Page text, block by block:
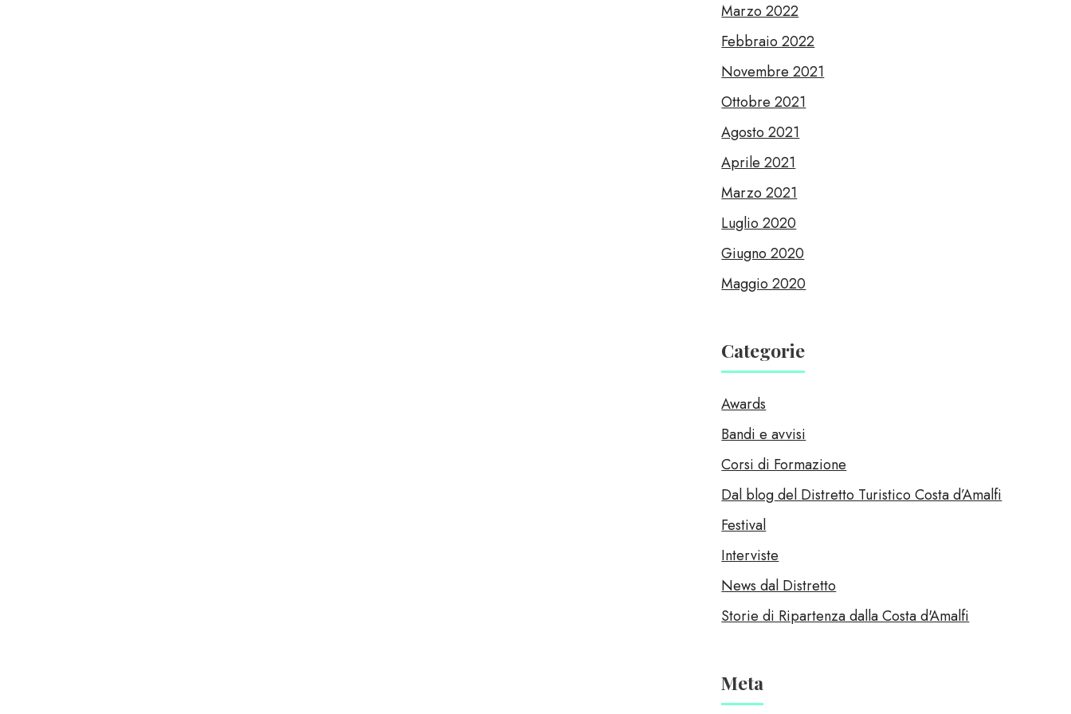
Marzo 2022
Febbraio 2022
Novembre 2021
Ottobre 2021
Agosto 2021
Aprile 2021
Marzo 2021
Luglio 2020
Giugno 2020
Maggio 2020
Categorie
Awards
Bandi e avvisi
Corsi di Formazione
Dal blog del Distretto Turistico Costa d’Amalfi
Festival
Interviste
News dal Distretto
Storie di Ripartenza dalla Costa d'Amalfi
Meta